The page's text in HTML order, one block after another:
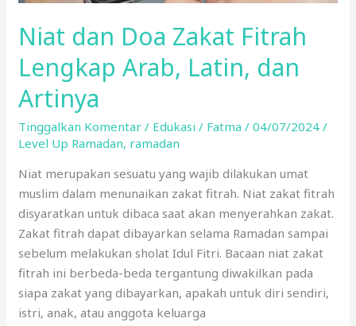
Niat dan Doa Zakat Fitrah
Lengkap Arab, Latin, dan
Artinya
Tinggalkan Komentar / Edukasi / Fatma/04/07/2024/
Level Up Ramadan, ramadan
Niat merupakan sesuatu yang wajib dilakukan umat
muslim dalam menunaikan zakat fitrah. Niat zakat fitrah
disyaratkan untuk dibaca saat akan menyerahkan zakat.
Zakat fitrah dapat dibayarkan selama Ramadan sampai
sebelum melakukan sholat Idul Fitri. Bacaan niat zakat
fitrah ini berbeda-beda tergantung diwakilkan pada
siapa zakat yang dibayarkan, apakah untuk diri sendiri,
istri, anak, atau anggota keluarga